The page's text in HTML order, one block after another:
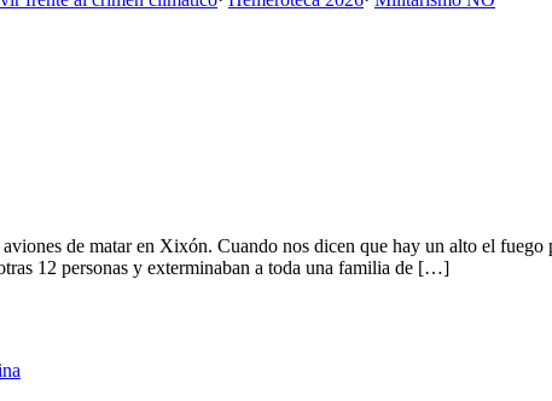
de matar en Xixón. Cuando nos dicen que hay un alto el
12 personas y exterminaban a toda una familia de […]